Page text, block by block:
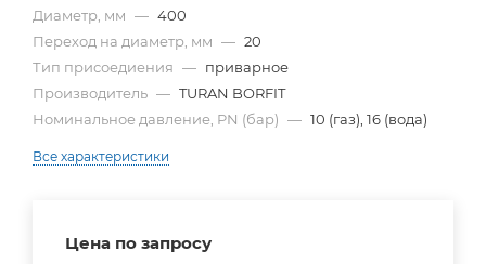
Диаметр, мм — 400
Переход на диаметр, мм — 20
Тип присоедиения — приварное
Производитель — TURAN BORFIT
Номинальное давление, PN (бар) — 10 (газ), 16 (вода)
Все характеристики
Цена по запросу